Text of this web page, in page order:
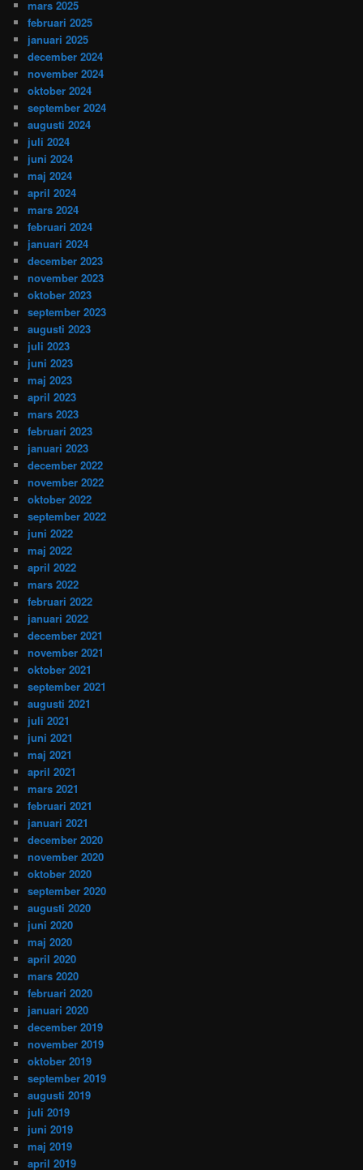
mars 2025
februari 2025
januari 2025
december 2024
november 2024
oktober 2024
september 2024
augusti 2024
juli 2024
juni 2024
maj 2024
april 2024
mars 2024
februari 2024
januari 2024
december 2023
november 2023
oktober 2023
september 2023
augusti 2023
juli 2023
juni 2023
maj 2023
april 2023
mars 2023
februari 2023
januari 2023
december 2022
november 2022
oktober 2022
september 2022
juni 2022
maj 2022
april 2022
mars 2022
februari 2022
januari 2022
december 2021
november 2021
oktober 2021
september 2021
augusti 2021
juli 2021
juni 2021
maj 2021
april 2021
mars 2021
februari 2021
januari 2021
december 2020
november 2020
oktober 2020
september 2020
augusti 2020
juni 2020
maj 2020
april 2020
mars 2020
februari 2020
januari 2020
december 2019
november 2019
oktober 2019
september 2019
augusti 2019
juli 2019
juni 2019
maj 2019
april 2019